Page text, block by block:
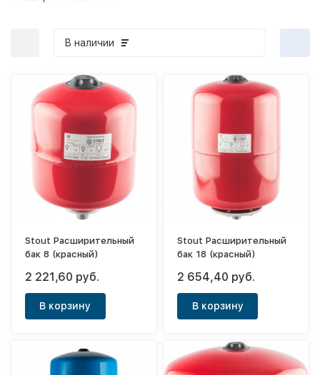
В наличии
Stout Расширительный
бак 8 (красный)
2 221,60 руб.
В корзину
Stout Расширительный
бак 18 (красный)
2 654,40 руб.
В корзину